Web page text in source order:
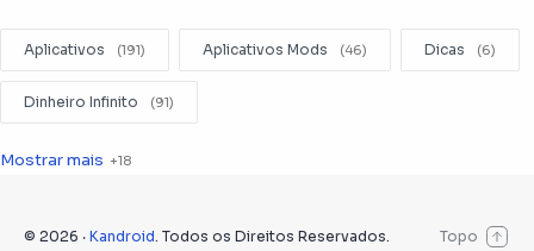
Aplicativos Aplicativos Mods Dicas
Dinheiro Infinito
Editar Videos
© 2026 ‧ Kandroid. Todos os Direitos Reservados.